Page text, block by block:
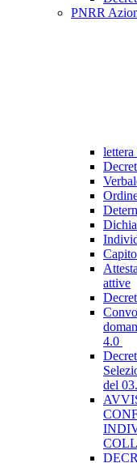
PNRR
attive
4.0
del